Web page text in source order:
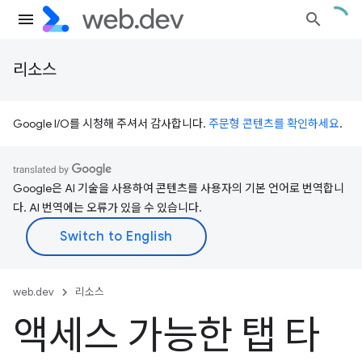
리소스
Google I/O를 시청해 주셔서 감사합니다. 주문형 콘텐츠를 확인하세요.
Google은 AI 기술을 사용하여 콘텐츠를 사용자의 기본 언어로 번역합니
다. AI 번역에는 오류가 있을 수 있습니다.
web.dev 리소스
액세스 가능한 탭 타